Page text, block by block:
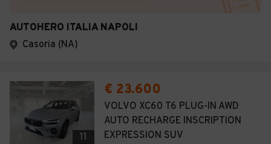
AUTOHERO ITALIA NAPOLI
Casoria (NA)
11
€ 23.600
VOLVO XC60 T6 PLUG-IN AWD
AUTO RECHARGE INSCRIPTION
EXPRESSION SUV